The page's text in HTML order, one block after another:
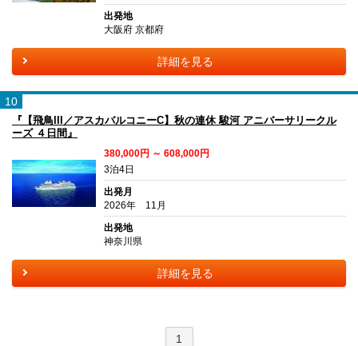
出発地
大阪府 京都府
詳細を見る
10
『【飛鳥III／アスカバルコニーC】秋の連休 駿河 アニバーサリークル
ーズ ４日間』
380,000円 ～ 608,000円
3泊4日
出発月
2026年 11月
出発地
神奈川県
詳細を見る
1